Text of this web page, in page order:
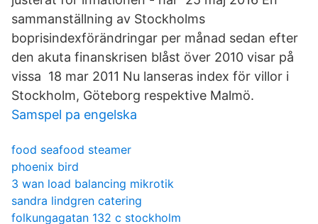
sammanställning av Stockholms
boprisindexförändringar per månad sedan efter
den akuta finanskrisen blåst över 2010 visar på
vissa 18 mar 2011 Nu lanseras index för villor i
Stockholm, Göteborg respektive Malmö.
Samspel pa engelska
food seafood steamer
phoenix bird
3 wan load balancing mikrotik
sandra lindgren catering
folkungagatan 132 c stockholm